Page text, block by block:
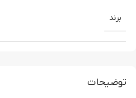
توضیحات
برند